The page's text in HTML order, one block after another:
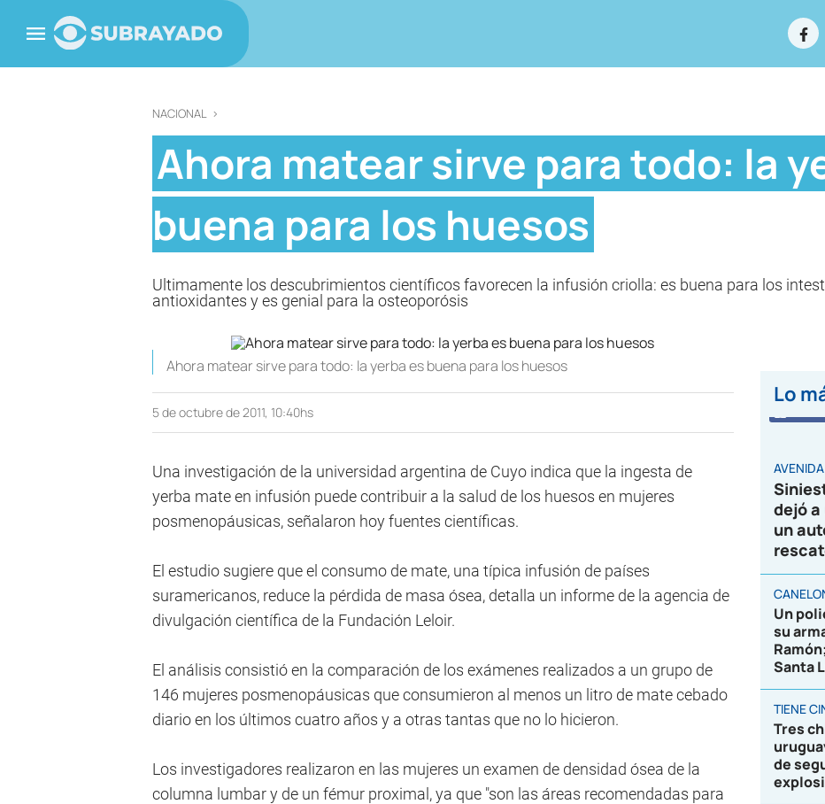
NACIONAL >
Ahora matear sirve para todo: la
buena para los huesos
Ultimamente los descubrimientos científicos favorecen la infusión criolla: es buena para los
antioxidantes y es genial para la osteoporósis
Ahora matear sirve para todo: la yerba es buena para los huesos
5 de octubre de 2011, 10:40hs
Una investigación de la universidad argentina de Cuyo indica que la ingesta de
yerba mate en infusión puede contribuir a la salud de los huesos en mujeres
posmenopáusicas, señalaron hoy fuentes científicas.
El estudio sugiere que el consumo de mate, una típica infusión de países
suramericanos, reduce la pérdida de masa ósea, detalla un informe de la agencia de
divulgación científica de la Fundación Leloir.
El análisis consistió en la comparación de los exámenes realizados a un grupo de
146 mujeres posmenopáusicas que consumieron al menos un litro de mate cebado
diario en los últimos cuatro años y a otras tantas que no lo hicieron.
Los investigadores realizaron en las mujeres un examen de densidad ósea de la
columna lumbar y de un fémur proximal, ya que "son las áreas recomendadas para
Lo
dejó
un
Un
su
Santa
TIENE
Tres
de